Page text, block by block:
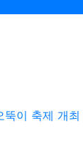
이 축제 개최